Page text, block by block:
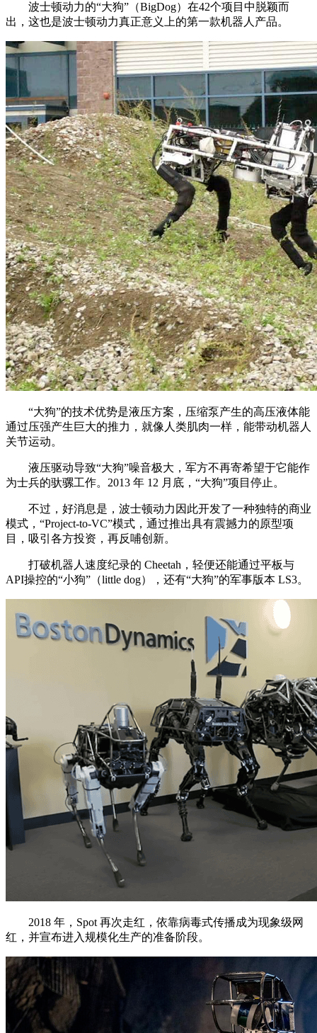
波士顿动力的“大狗”（BigDog）在42个项目中脱颖而
出，这也是波士顿动力真正意义上的第一款机器人产品。
“大狗”的技术优势是液压方案，压缩泵产生的高压液体能
通过压强产生巨大的推力，就像人类肌肉一样，能带动机器人
关节运动。
液压驱动导致“大狗”噪音极大，军方不再寄希望于它能作
为士兵的驮骡工作。2013 年 12 月底，“大狗”项目停止。
不过，好消息是，波士顿动力因此开发了一种独特的商业
模式，“Project-to-VC”模式，通过推出具有震撼力的原型项
目，吸引各方投资，再反哺创新。
打破机器人速度纪录的 Cheetah，轻便还能通过平板与
API操控的“小狗”（little dog），还有“大狗”的军事版本 LS3。
2018 年，Spot 再次走红，依靠病毒式传播成为现象级网
红，并宣布进入规模化生产的准备阶段。